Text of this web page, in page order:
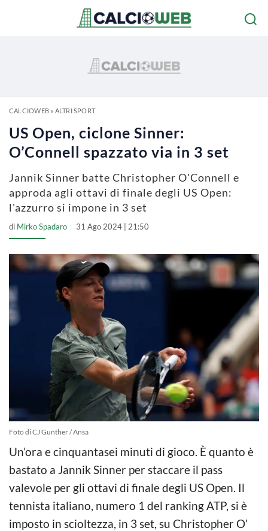
CALCIOWEB» ALTRI SPORT
US Open, ciclone Sinner:
O’Connell spazzato via in 3 set
Jannik Sinner batte Christopher O'Connell e
approda agli ottavi di finale degli US Open:
l'azzurro si impone in 3 set
di Mirko Spadaro 31 Ago 2024 | 21:50
Foto di CJ Gunther / Ansa
Un’ora e cinquantasei minuti di gioco. È quanto è
bastato a Jannik Sinner per staccare il pass
valevole per gli ottavi di finale degli US Open. Il
tennista italiano, numero 1 del ranking ATP, si è
imposto in scioltezza, in 3 set, su Christopher O’